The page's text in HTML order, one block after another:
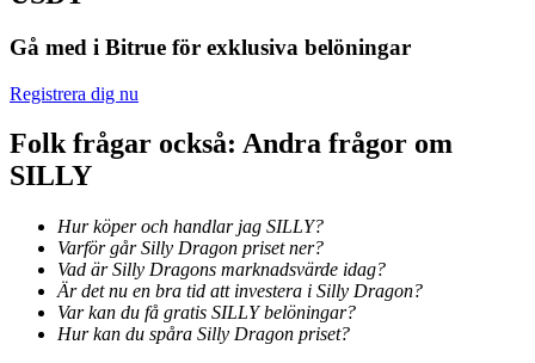
Njut av vinstdelning och kopieringshandelsprovisioner
Information
Big data-analys inklusive handelsinformation, etc.
Gå med i Bitrue för exklusiva belöningar
Registrera dig nu
Folk frågar också: Andra frågor om
SILLY
Hur köper och handlar jag SILLY?
Varför går Silly Dragon priset ner?
Vad är Silly Dragons marknadsvärde idag?
Är det nu en bra tid att investera i Silly Dragon?
Var kan du få gratis SILLY belöningar?
Hur kan du spåra Silly Dragon priset?